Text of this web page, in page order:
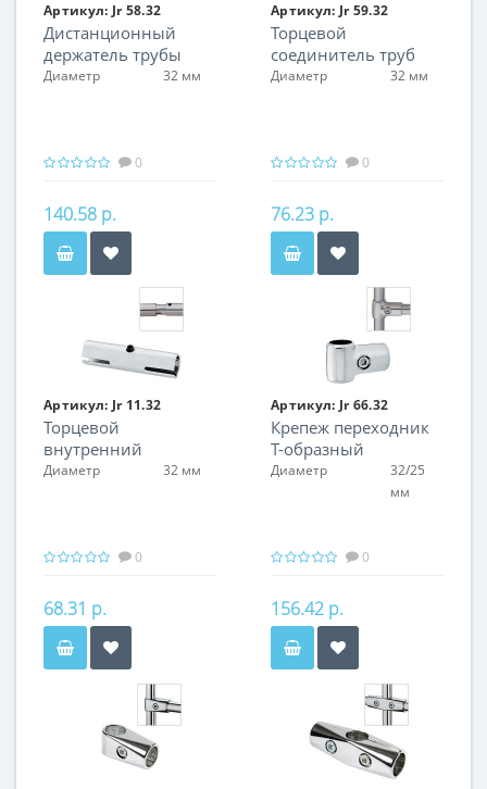
Артикул:Jr 58.32
Дистанционный
держатель трубы
Диаметр 32 мм
0
140.58 р.
Артикул:Jr 59.32
Торцевой
соединитель труб
Диаметр 32 мм
0
76.23 р.
Артикул:Jr 11.32
Торцевой
внутренний
соединитель 2-х труб
Диаметр 32 мм
0
68.31 р.
Артикул:Jr 66.32
Крепеж переходник
Т-образный
D.32/D.25
Диаметр
32/25
мм
0
156.42 р.